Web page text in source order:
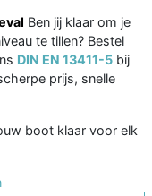
Ben jij klaar om je
te tillen? Bestel
DIN EN 13411-5 bij
prijs, snelle
boot klaar voor elk